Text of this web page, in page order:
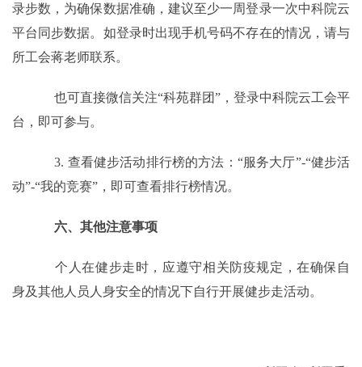
录步数，为确保数据准确，建议至少一周登录一次中科院云
平台同步数据。如登录时出现手机号码不存在的情况，请与
所工会蒋老师联系。
也可直接微信关注“科苑群团”，登录中科院云工会平
台，即可参与。
3. 查看健步活动排行榜的方法：“服务大厅”-“健步活
动”-“我的竞赛”，即可查看排行榜情况。
六、其他注意事项
个人在健步走时，应遵守相关防疫规定，在确保自
身及其他人员人身安全的情况下自行开展健步走活动。